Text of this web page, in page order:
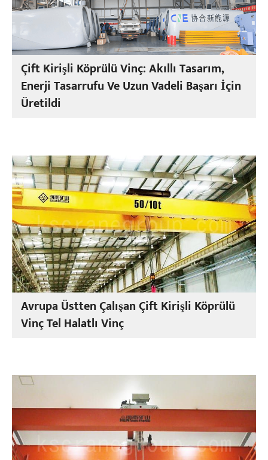
Çift Kirişli Köprülü Vinç: Akıllı Tasarım,
Enerji Tasarrufu Ve Uzun Vadeli Başarı İçin
Üretildi
Avrupa Üstten Çalışan Çift Kirişli Köprülü
Vinç Tel Halatlı Vinç